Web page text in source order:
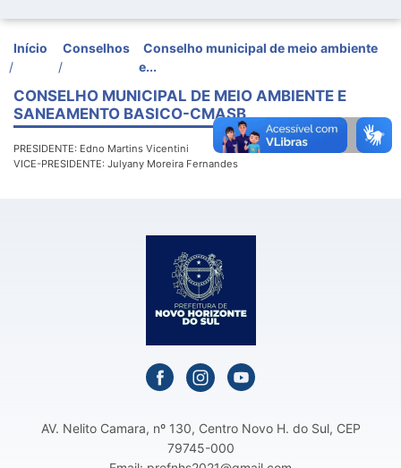
Início
/
Conselhos
/
Conselho municipal de meio ambiente
e...
CONSELHO MUNICIPAL DE MEIO AMBIENTE E
SANEAMENTO BASICO-CMASB
PRESIDENTE: Edno Martins Vicentini
VICE-PRESIDENTE: Julyany Moreira Fernandes
AV. Nelito Camara, nº 130, Centro Novo H. do Sul, CEP
79745-000